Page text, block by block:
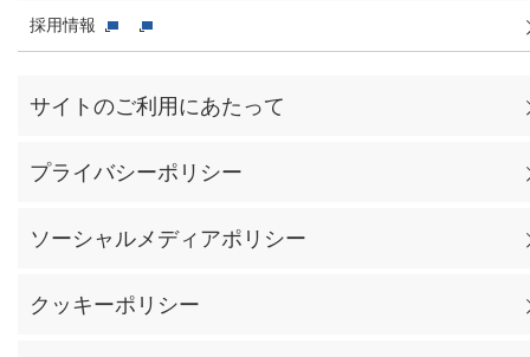
採用情報
サイトのご利用にあたって
プライバシーポリシー
ソーシャルメディアポリシー
クッキーポリシー